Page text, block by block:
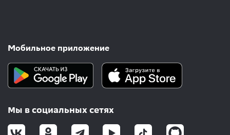
Мобильное приложение
Мы в социальных сетях